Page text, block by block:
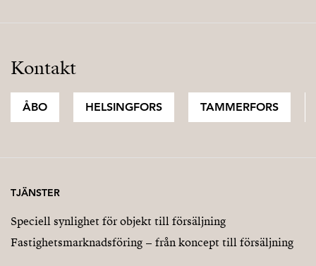
Kontakt
ÅBO HELSINGFORS TAMMERFORS
TJÄNSTER
Speciell synlighet för objekt till försäljning
Fastighetsmarknadsföring – från koncept till försäljning